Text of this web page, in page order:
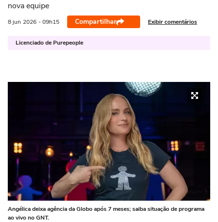
nova equipe
8 jun 2026 - 09h15 Compartilhar Exibir comentários
Licenciado de Purepeople
Angélica deixa agência da Globo após 7 meses; saiba situação de programa
ao vivo no GNT.